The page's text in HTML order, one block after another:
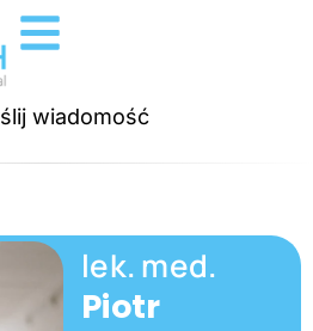
wiadomość
lek. med.
Piotr